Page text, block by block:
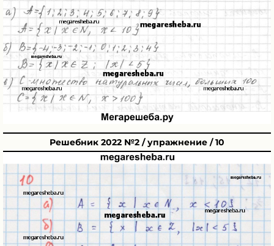
Решебник 2022 №2 / упражнение / 10